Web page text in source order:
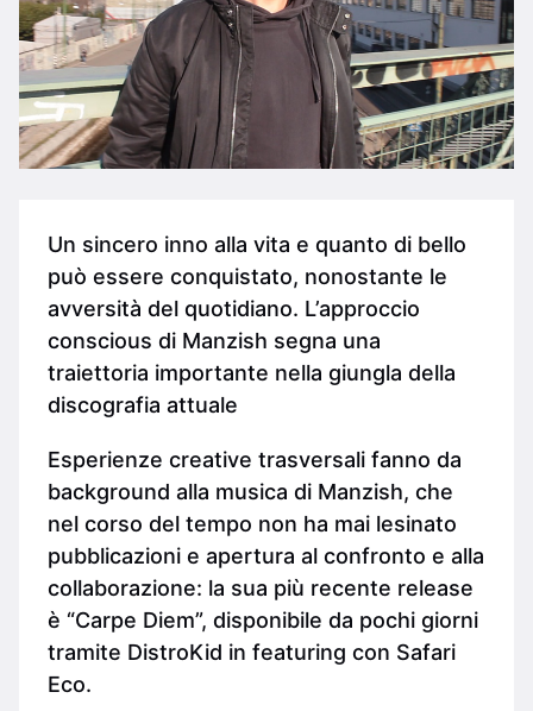
Un sincero inno alla vita e quanto di bello
può essere conquistato, nonostante le
avversità del quotidiano. L’approccio
conscious di Manzish segna una
traiettoria importante nella giungla della
discografia attuale
Esperienze creative trasversali fanno da
background alla musica di Manzish, che
nel corso del tempo non ha mai lesinato
pubblicazioni e apertura al confronto e alla
collaborazione: la sua più recente release
è “Carpe Diem”, disponibile da pochi giorni
tramite DistroKid in featuring con Safari
Eco.